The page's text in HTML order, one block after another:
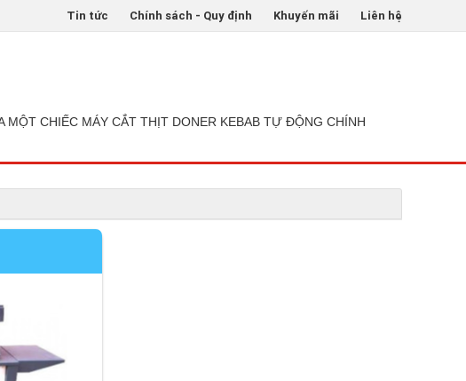
Tin tức Chính sách - Quy định Khuyến mãi Liên hệ
CHIẾC MÁY CẮT THỊT DONER KEBAB TỰ ĐỘNG CHÍNH